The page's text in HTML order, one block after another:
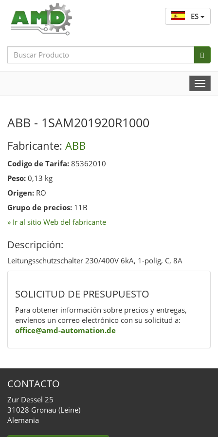
ES
Search
Bar
ABB - 1SAM201920R1000
Fabricante: ABB
Codigo de Tarifa: 85362010
Peso: 0,13 kg
Origen: RO
Grupo de precios: 11B
» Ir al sitio Web del fabricante
Descripción:
Leitungsschutzschalter 230/400V 6kA, 1-polig, C, 8A
SOLICITUD DE PRESUPUESTO
Para obtener información sobre precios y entregas,
envíenos un correo electrónico con su solicitud a:
office@amd-automation.de
CONTACTO
Zur Dessel 25
31028 Gronau (Leine)
Alemania